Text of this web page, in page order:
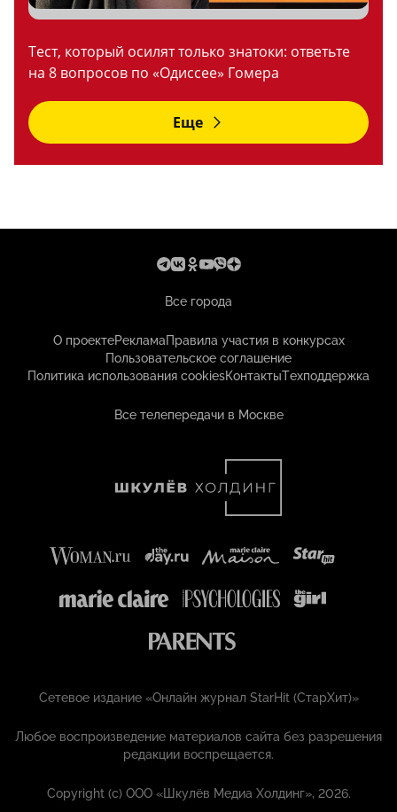
Тест, который осилят только знатоки: ответьте
на 8 вопросов по «Одиссее» Гомера
Еще
Все города
О проектеРекламаПравила участия в конкурсах
Пользовательское соглашение
Политика использования cookiesКонтактыТехподдержка
Все телепередачи в Москве
Сетевое издание «Онлайн журнал StarHit (СтарХит)»
Любое воспроизведение материалов сайта без разрешения
редакции воспрещается.
Copyright (с) ООО «Шкулёв Медиа Холдинг», 2026.